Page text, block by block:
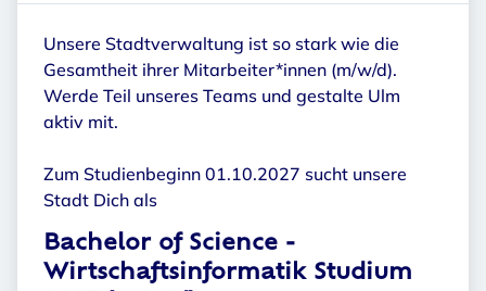
Unsere Stadtverwaltung ist so stark wie die
Gesamtheit ihrer Mitarbeiter*innen (m/w/d).
Werde Teil unseres Teams und gestalte Ulm
aktiv mit.
Zum Studienbeginn 01.10.2027 sucht unsere
Stadt Dich als
Bachelor of Science -
Wirtschaftsinformatik Studium